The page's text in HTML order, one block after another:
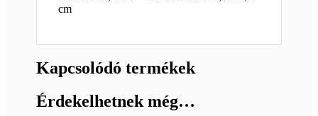
cm
Kapcsolódó termékek
Érdekelhetnek még…